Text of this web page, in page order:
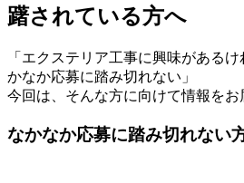
躇されている方へ
「エクステリア工事に興味がある
かなか応募に踏み切れない」
今回は、そんな方に向けて情報をお
なかなか応募に踏み切れない